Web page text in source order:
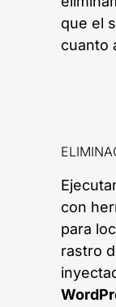
que el
cuanto
con
para
rastro